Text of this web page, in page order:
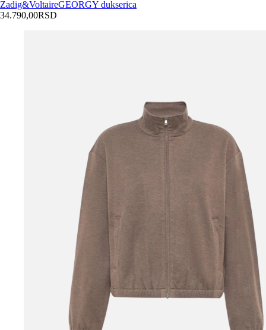
Zadig&VoltaireGEORGY dukserica
34.790,00RSD